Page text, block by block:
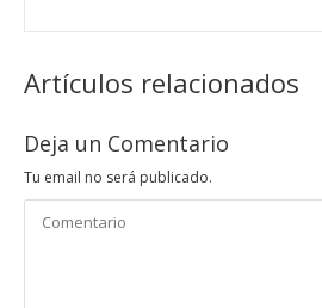
Artículos relacionados
Deja un Comentario
Tu email no será publicado.